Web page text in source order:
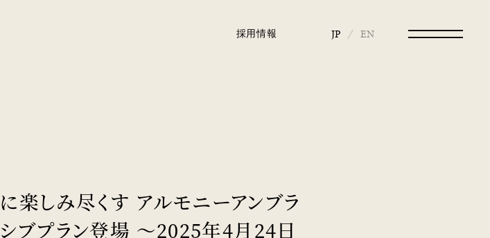
採用情報 JP EN
楽しみ尽くす アルモニーアンブラ
ブプラン登場 ～2025年4月24日